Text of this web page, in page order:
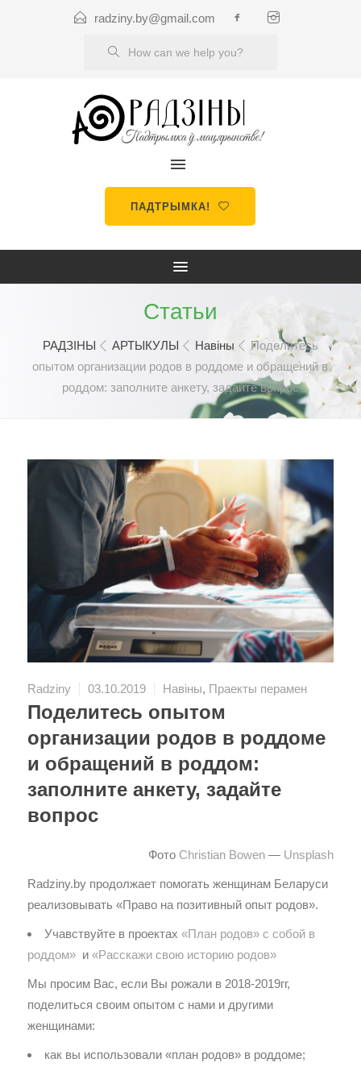
radziny.by@gmail.com
ПАДТРЫМКА!
Статьи
РАДЗІНЫ АРТЫКУЛЫ Навіны
Поделитесь
опытом организации родов в роддоме и обращений в
роддом: заполните анкету, задайте вопрос
Radziny 03.10.2019 Навіны, Праекты перамен
Поделитесь опытом
организации родов в роддоме
и обращений в роддом:
заполните анкету, задайте
вопрос
Фото Christian Bowen — Unsplash
Radziny.by продолжает помогать женщинам Беларуси
реализовывать «Право на позитивный опыт родов».
Учавствуйте в проектах «План родов» с собой в
роддом»и «Расскажи свою историю родов»
Мы просим Вас, если Вы рожали в 2018-2019гг,
поделиться своим опытом с нами и другими
женщинами:
как вы использовали «план родов» в роддоме;